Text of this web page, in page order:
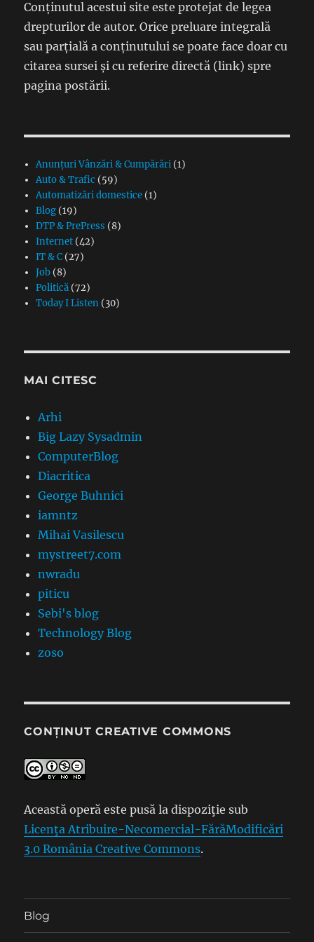
Conținutul acestui site este protejat de legea
drepturilor de autor. Orice preluare integrală
sau parțială a conținutului se poate face doar cu
citarea sursei și cu referire directă (link) spre
pagina postării.
Anunțuri Vânzări & Cumpărări(1)
Auto & Trafic (59)
Automatizări domestice(1)
Blog(19)
DTP & PrePress (8)
Internet(42)
IT & C(27)
Job(8)
Politică(72)
Today I Listen(30)
MAI CITESC
Arhi
Big Lazy Sysadmin
ComputerBlog
Diacritica
George Buhnici
iamntz
Mihai Vasilescu
mystreet7.com
nwradu
piticu
Sebi's blog
Technology Blog
zoso
CONȚINUT CREATIVE COMMONS
Această operă este pusă la dispoziţie sub
Licenţa Atribuire-Necomercial-FărăModificări
3.0 România Creative Commons.
Blog